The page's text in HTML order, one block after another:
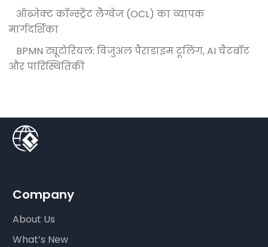
ऑब्जेक्ट कॉन्स्ट्रेंट लैंग्वेज (OCL) का व्यापक
मार्गदर्शिका
BPMN ट्यूटोरियल: विजुअल पैराडाइम टूलिंग, AI चैटबॉट
और पारिस्थितिकी
Company
About Us
What’s New